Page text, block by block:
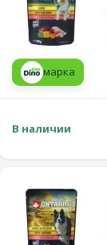
марка
В наличии